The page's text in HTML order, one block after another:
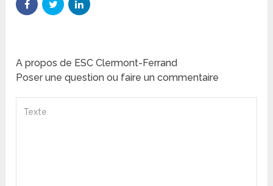
A propos de ESC Clermont-Ferrand
Poser une question ou faire un commentaire